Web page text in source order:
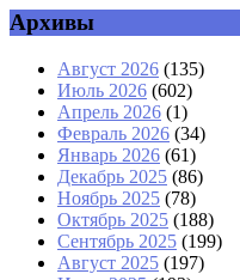
Архивы
Август 2026 (135)
Июль 2026 (602)
Апрель 2026 (1)
Февраль 2026 (34)
Январь 2026 (61)
Декабрь 2025 (86)
Ноябрь 2025 (78)
Октябрь 2025 (188)
Сентябрь 2025 (199)
Август 2025 (197)